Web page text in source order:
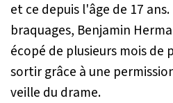
et ce depuis l'âge de 17
braquages, Benjamin
écopé de plusieurs mois de
sortir grâce à une
veille du drame.